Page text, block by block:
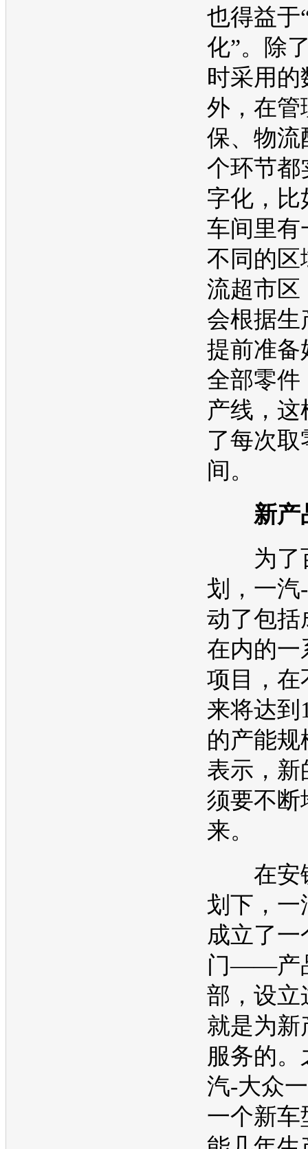
也得益于
化”。除
时采用的
外，在管
保、物流
个环节都
字化，比
车间里有
不同的
流超市区
会根据生
提前准备
全部零件
产线，
了每次
间。
新产
为了
划， 一汽
动了包括
在内的一
项目，在
来将达到
的产能规
表示，新
须要不断
来。
在安
划下， 一
成立了
门——产
部，设立
就是为新
服务的。
汽-大众
一个新车